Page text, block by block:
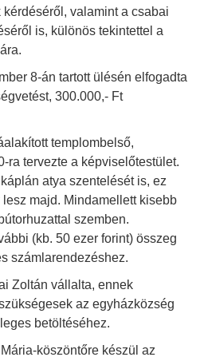
valamint a csabai
is, különös tekintettel a
8-án tartott ülésén elfogadta
300.000,- Ft
templombelső,
ra tervezte a képviselőtestület.
atya szentelését is, ez
majd. Mindamellett kisebb
szemben.
(kb. 50 ezer forint) összeg
számlarendezéshez.
Zoltán vállalta, ennek
az egyházközség
betöltéséhez.
köszöntőre készül az